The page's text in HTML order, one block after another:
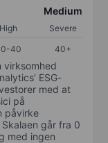
Medium
High
Severe
40 40+
virksomhed
ESG-
med at
på
påvirke
går fra 0
med ingen